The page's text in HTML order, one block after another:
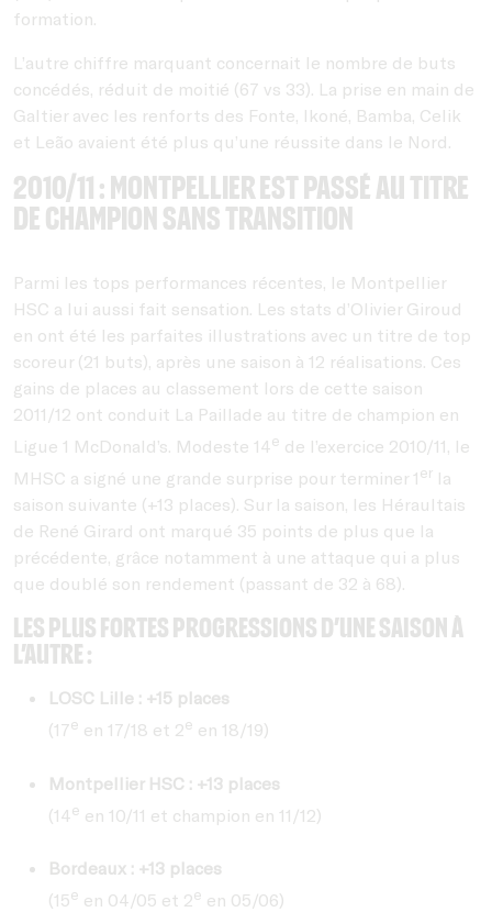
formation.
L’autre chiffre marquant concernait le nombre de buts
concédés, réduit de moitié (67 vs 33). La prise en main de
Galtier avec les renforts des Fonte, Ikoné, Bamba, Celik
et Leão avaient été plus qu’une réussite dans le Nord.
2010/11 : Montpellier est passé au titre
de champion sans transition
Parmi les tops performances récentes, le Montpellier
HSC a lui aussi fait sensation. Les stats d’Olivier Giroud
en ont été les parfaites illustrations avec un titre de top
scoreur (21 buts), après une saison à 12 réalisations. Ces
gains de places au classement lors de cette saison
2011/12 ont conduit La Paillade au titre de champion en
Ligue 1 McDonald’s. Modeste 14e de l’exercice 2010/11, le
MHSC a signé une grande surprise pour terminer 1er la
saison suivante (+13 places). Sur la saison, les Héraultais
de René Girard ont marqué 35 points de plus que la
précédente, grâce notamment à une attaque qui a plus
que doublé son rendement (passant de 32 à 68).
Les plus fortes progressions d’une saison à
l’autre :
LOSC Lille : +15 places
(17e en 17/18 et 2e en 18/19)
Montpellier HSC : +13 places
(14e en 10/11 et champion en 11/12)
Bordeaux : +13 places
(15e en 04/05 et 2e en 05/06)